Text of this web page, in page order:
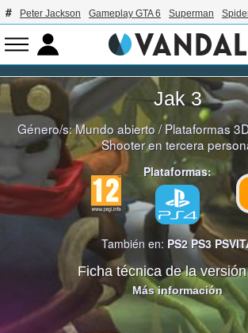
Peter Jackson Gameplay GTA 6 Superman
Jak 3
Género/s:Mundo abierto/Plataformas
Shooter en tercera
Plataformas:
También en: PS2 PS3
Ficha técnica de la
Más información